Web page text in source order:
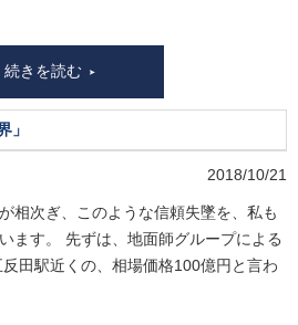
続きを読む
」
2018/10/21
相次ぎ、このような信頼失墜を、私も
ます。 先ずは、地面師グループによる
反田駅近くの、相場価格100億円と言わ